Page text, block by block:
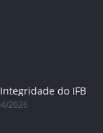
do IFB
2026